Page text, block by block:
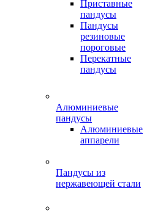
Приставные
пандусы
Пандусы
резиновые
пороговые
Перекатные
пандусы
Алюминиевые
пандусы
Алюминиевые
аппарели
Пандусы из
нержавеющей стали